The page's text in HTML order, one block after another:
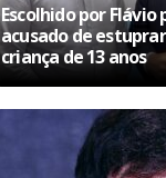
Escolhido por Flávio
acusado de
criança de 13 anos